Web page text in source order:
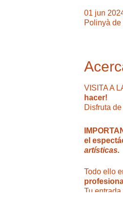
01 jun
Polinyà
VISITA A
hacer!
Disfruta de
el
artísticas.
Todo ello
Tu